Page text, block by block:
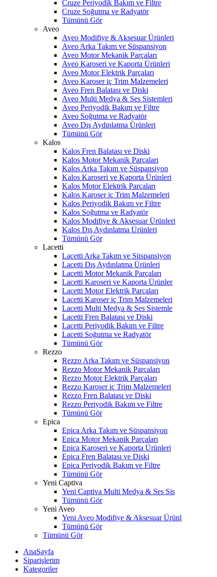
Cruze Periyodik Bakım ve Filtre
Cruze Soğutma ve Radyatör
Tümünü Gör
Aveo
Aveo Modifiye & Aksesuar Ürünleri
Aveo Arka Takım ve Süspansiyon
Aveo Motor Mekanik Parçaları
Aveo Karoseri ve Kaporta Ürünleri
Aveo Motor Elektrik Parçaları
Aveo Karoser iç Trim Malzemeleri
Aveo Fren Balatası ve Diski
Aveo Multi Medya & Ses Sistemleri
Aveo Periyodik Bakım ve Filtre
Aveo Soğutma ve Radyatör
Aveo Dış Aydınlatma Ürünleri
Tümünü Gör
Kalos
Kalos Fren Balatası ve Diski
Kalos Motor Mekanik Parçaları
Kalos Arka Takım ve Süspansiyon
Kalos Karoseri ve Kaporta Ürünleri
Kalos Motor Elektrik Parçaları
Kalos Karoser iç Trim Malzemeleri
Kalos Periyodik Bakım ve Filtre
Kalos Soğutma ve Radyatör
Kalos Modifiye & Aksesuar Ürünleri
Kalos Dış Aydınlatma Ürünleri
Tümünü Gör
Lacetti
Lacetti Arka Takım ve Süspansiyon
Lacetti Dış Aydınlatma Ürünleri
Lacetti Motor Mekanik Parçaları
Lacetti Karoseri ve Kaporta Ürünler
Lacetti Motor Elektrik Parçaları
Lacetti Karoser iç Trim Malzemeleri
Lacetti Multi Medya & Ses Sistemle
Lacetti Fren Balatası ve Diski
Lacetti Periyodik Bakım ve Filtre
Lacetti Soğutma ve Radyatör
Tümünü Gör
Rezzo
Rezzo Arka Takım ve Süspansiyon
Rezzo Motor Mekanik Parçaları
Rezzo Motor Elektrik Parçaları
Rezzo Karoser iç Trim Malzemeleri
Rezzo Fren Balatası ve Diski
Rezzo Periyodik Bakım ve Filtre
Tümünü Gör
Epica
Epica Arka Takım ve Süspansiyon
Epica Motor Mekanik Parçaları
Epica Karoseri ve Kaporta Ürünleri
Epica Fren Balatası ve Diski
Epica Periyodik Bakım ve Filtre
Tümünü Gör
Yeni Captiva
Yeni Captiva Multi Medya & Ses Sis
Tümünü Gör
Yeni Aveo
Yeni Aveo Modifiye & Aksesuar Ürünl
Tümünü Gör
Tümünü Gör
AnaSayfa
Siparişlerim
Kategoriler